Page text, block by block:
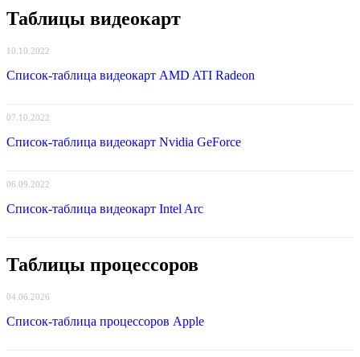
Таблицы видеокарт
10.10.2022
Список-таблица видеокарт AMD ATI Radeon
07.10.2022
Список-таблица видеокарт Nvidia GeForce
06.09.2022
Список-таблица видеокарт Intel Arc
Таблицы процессоров
04.06.2026
Список-таблица процессоров Apple